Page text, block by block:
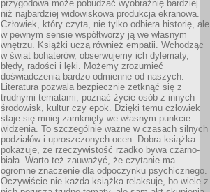
przygodowa może pobudzać wyobraźnię bardziej
niż najbardziej widowiskowa produkcja ekranowa.
Człowiek, który czyta, nie tylko odbiera historię, ale
w pewnym sensie współtworzy ją we własnym
wnętrzu. Książki uczą również empatii. Wchodząc
w świat bohaterów, obserwujemy ich dylematy,
błędy, radości i lęki. Możemy zrozumieć
doświadczenia bardzo odmienne od naszych.
Literatura pozwala bezpiecznie zetknąć się z
trudnymi tematami, poznać życie osób z innych
środowisk, kultur czy epok. Dzięki temu człowiek
staje się mniej zamknięty we własnym punkcie
widzenia. To szczególnie ważne w czasach silnych
podziałów i uproszczonych ocen. Dobra książka
pokazuje, że rzeczywistość rzadko bywa czarno-
biała. Warto też zauważyć, że czytanie ma
ogromne znaczenie dla odpoczynku psychicznego.
Oczywiście nie każda książka relaksuje, bo wiele z